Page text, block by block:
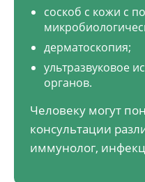
соскоб с кожи с
дерматоскопия;
ультразвуковое
органов.
Человеку могут
консультации
иммунолог,